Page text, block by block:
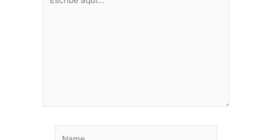
aquí...